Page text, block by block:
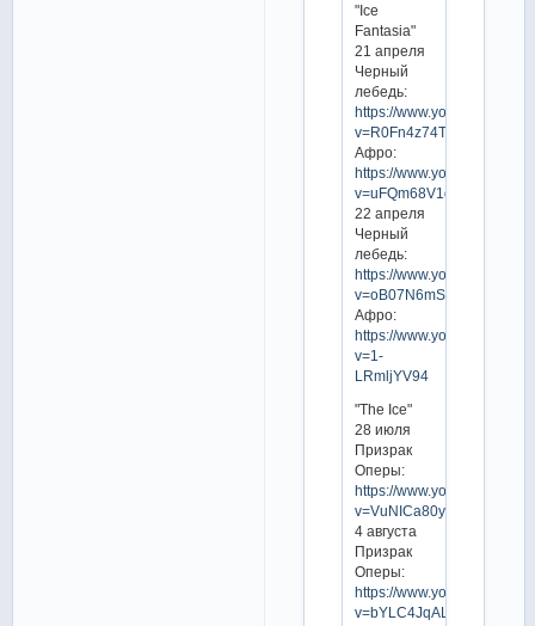
"Ice
Fantasia"
21 апреля
Черный
лебедь:
https://www.youtube.com/
v=R0Fn4z74TRc
Афро:
https://www.youtube.com/
v=uFQm68V1daA
22 апреля
Черный
лебедь:
https://www.youtube.com/
v=oB07N6mSaOA
Афро:
https://www.youtube.com/
v=1-
LRmljYV94
"The Ice"
28 июля
Призрак
Оперы:
https://www.youtube.com/
v=VuNICa80yEI
4 августа
Призрак
Оперы:
https://www.youtube.com/
v=bYLC4JqALsI